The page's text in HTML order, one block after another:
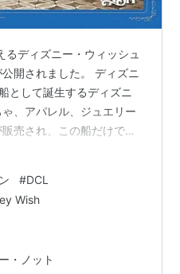
ディズニー・ウィッシュ
開されました。 ディズニ
として誕生するディズニ
、アパレル、ジュエリー
売され、この船だけで買
ぎつつも、新しい独自の
3階）のグランドホールと
ーを行き来する通路の両
合計で5軒建ち並びます。
テムや、ジュエリー、腕
品なども取…
#DCL
Wish
・ノット